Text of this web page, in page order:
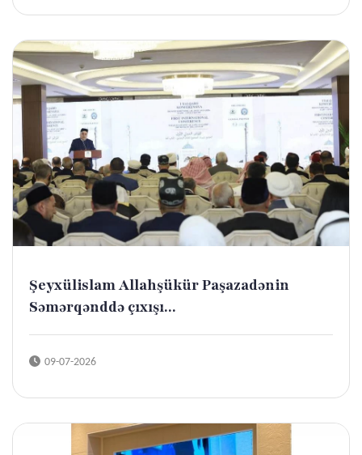
Şeyxülislam Allahşükür Paşazadənin
Səmərqənddə çıxışı...
09-07-2026